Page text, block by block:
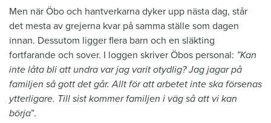
Men när Öbo och hantverkarna dyker upp nästa dag, står
det mesta av grejerna kvar på samma ställe som dagen
innan. Dessutom ligger flera barn och en släkting
fortfarande och sover. I loggen skriver Öbos personal: ”Kan
inte låta bli att undra var jag varit otydlig? Jag jagar på
familjen så gott det går. Allt för att arbetet inte ska försenas
ytterligare. Till sist kommer familjen i väg så att vi kan
börja”.